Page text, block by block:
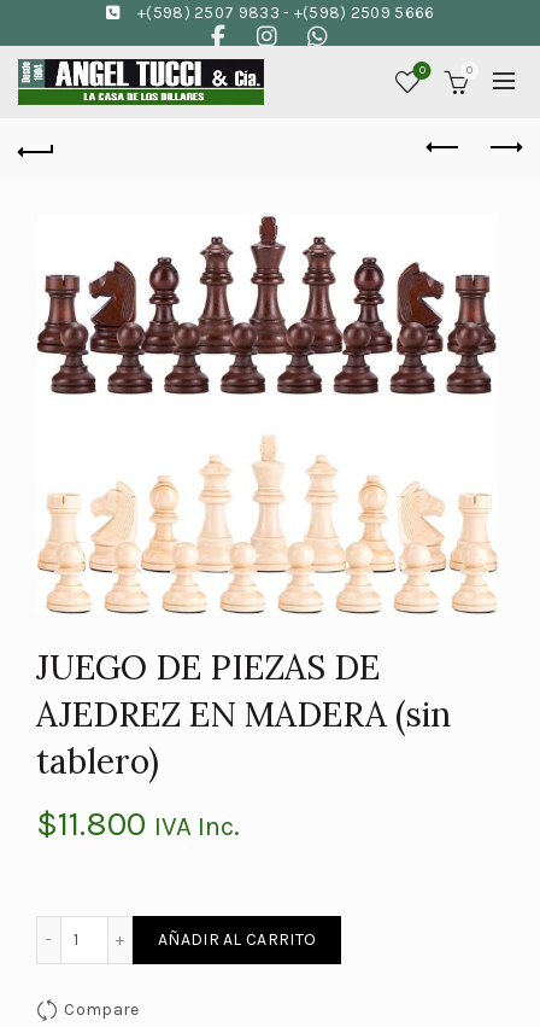
+(598) 2507 9833 - +(598) 2509 5666
0 0
JUEGO DE PIEZAS DE
AJEDREZ EN MADERA (sin
tablero)
$11.800 IVA Inc.
JUEGO DE PIEZAS DE AJEDREZ EN MADERA (sin tablero)
AÑADIR AL CARRITO
Compare